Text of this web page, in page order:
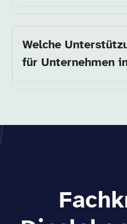
Welche
für Unternehmen